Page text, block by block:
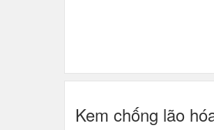
Kem chống lão